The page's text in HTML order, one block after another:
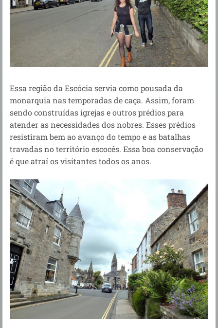
Essa região da Escócia servia como pousada da
monarquia nas temporadas de caça. Assim, foram
sendo construídas igrejas e outros prédios para
atender as necessidades dos nobres. Esses prédios
resistiram bem ao avanço do tempo e as batalhas
travadas no território escocês. Essa boa conservação
é que atraí os visitantes todos os anos.